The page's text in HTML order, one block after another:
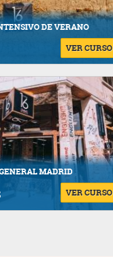
DE VERANO
VER CURSO
MADRID
VER CURSO